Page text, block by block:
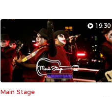
19:30
Main Stage